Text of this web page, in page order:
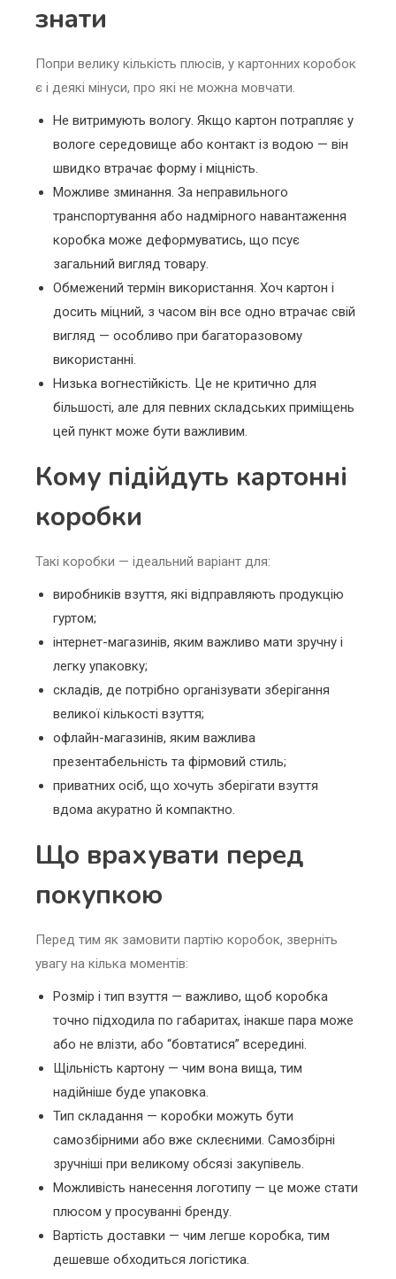
знати
Попри велику кількість плюсів, у картонних коробок
є і деякі мінуси, про які не можна мовчати.
Не витримують вологу. Якщо картон потрапляє у
вологе середовище або контакт із водою — він
швидко втрачає форму і міцність.
Можливе зминання. За неправильного
транспортування або надмірного навантаження
коробка може деформуватись, що псує
загальний вигляд товару.
Обмежений термін використання. Хоч картон і
досить міцний, з часом він все одно втрачає свій
вигляд — особливо при багаторазовому
використанні.
Низька вогнестійкість. Це не критично для
більшості, але для певних складських приміщень
цей пункт може бути важливим.
Кому підійдуть картонні
коробки
Такі коробки — ідеальний варіант для:
виробників взуття, які відправляють продукцію
гуртом;
інтернет-магазинів, яким важливо мати зручну і
легку упаковку;
складів, де потрібно організувати зберігання
великої кількості взуття;
офлайн-магазинів, яким важлива
презентабельність та фірмовий стиль;
приватних осіб, що хочуть зберігати взуття
вдома акуратно й компактно.
Що врахувати перед
покупкою
Перед тим як замовити партію коробок, зверніть
увагу на кілька моментів:
Розмір і тип взуття — важливо, щоб коробка
точно підходила по габаритах, інакше пара може
або не влізти, або “бовтатися” всередині.
Щільність картону — чим вона вища, тим
надійніше буде упаковка.
Тип складання — коробки можуть бути
самозбірними або вже склеєними. Самозбірні
зручніші при великому обсязі закупівель.
Можливість нанесення логотипу — це може стати
плюсом у просуванні бренду.
Вартість доставки — чим легше коробка, тим
дешевше обходиться логістика.